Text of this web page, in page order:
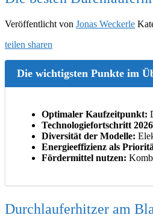
Veröffentlicht von Jonas Weckerle
teilen sharen
Die wichtigsten Punkte im
Optimaler Kaufzeitpunkt:
Technologiefortschritt
Diversität der Modelle:
Energieeffizienz als
Fördermittel nutzen:
Durchlauferhitzer am